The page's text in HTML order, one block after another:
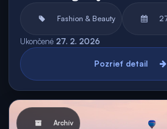
Fashion & Beauty
Ukončené 27. 2. 2026
Pozrieť detail
Archív